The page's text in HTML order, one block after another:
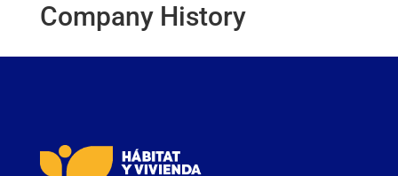
Company History